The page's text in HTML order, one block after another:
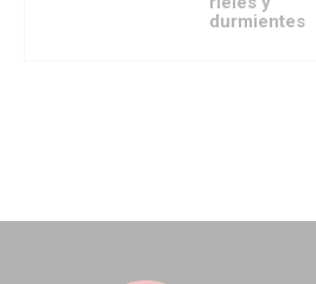
durmientes